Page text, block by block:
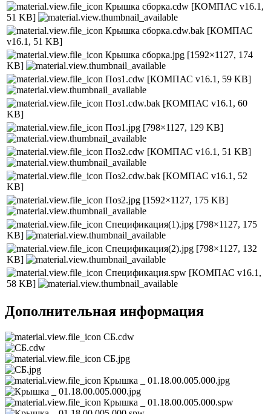
Крышка сборка.cdw [КОМПАС v16.1,
51 KB]
Крышка сборка.cdw.bak [КОМПАС
v16.1, 51 KB]
Крышка сборка.jpg [1592×1127, 174
KB]
Поз1.cdw [КОМПАС v16.1, 59 KB]
Поз1.cdw.bak [КОМПАС v16.1, 60
KB]
Поз1.jpg [798×1127, 129 KB]
Поз2.cdw [КОМПАС v16.1, 51 KB]
Поз2.cdw.bak [КОМПАС v16.1, 52
KB]
Поз2.jpg [1592×1127, 175 KB]
Спецификация(1).jpg [798×1127, 175
KB]
Спецификация(2).jpg [798×1127, 132
KB]
Спецификация.spw [КОМПАС v16.1,
58 KB]
Дополнительная информация
СБ.cdw
СБ.jpg
Крышка _ 01.18.00.005.000.jpg
Крышка _ 01.18.00.005.000.spw